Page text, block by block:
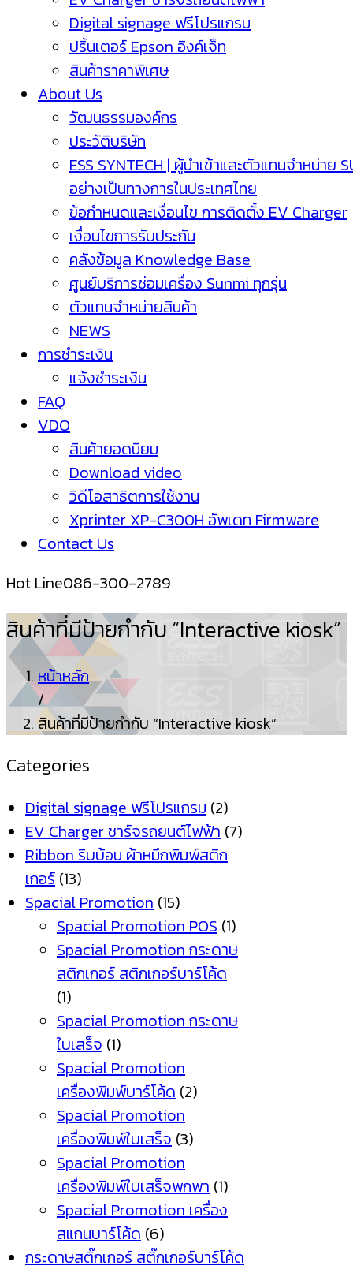
Digital signage ฟรีโปรแกรม
ปริ้นเตอร์ Epson อิงค์เจ็ท
สินค้าราคาพิเศษ
About Us
วัฒนธรรมองค์กร
ประวัติบริษัท
ESS SYNTECH | ผู้นำเข้าและตัวแทนจำหน่าย
อย่างเป็นทางการในประเทศไทย
ข้อกำหนดและเงื่อนไข การติดตั้ง EV Charger
เงื่อนไขการรับประกัน
คลังข้อมูล Knowledge Base
ศูนย์บริการซ่อมเครื่อง Sunmi ทุกรุ่น
ตัวแทนจำหน่ายสินค้า
NEWS
การชำระเงิน
แจ้งชำระเงิน
FAQ
VDO
สินค้ายอดนิยม
Download video
วิดีโอสาธิตการใช้งาน
Xprinter XP-C300H อัพเดท Firmware
Contact Us
Hot Line086-300-2789
สินค้าที่มีป้ายกำกับ “Interactive kiosk”
หน้าหลัก
/
สินค้าที่มีป้ายกำกับ “Interactive kiosk”
Categories
Digital signage ฟรีโปรแกรม (2)
EV Charger ชาร์จรถยนต์ไฟฟ้า (7)
Ribbon ริบบ้อน ผ้าหมึกพิมพ์สติก
เกอร์ (13)
Spacial Promotion (15)
Spacial Promotion POS (1)
Spacial Promotion กระดาษ
สติกเกอร์ สติกเกอร์บาร์โค้ด
(1)
Spacial Promotion กระดาษ
ใบเสร็จ (1)
Spacial Promotion
เครื่องพิมพ์บาร์โค้ด (2)
Spacial Promotion
เครื่องพิมพ์ใบเสร็จ (3)
Spacial Promotion
เครื่องพิมพ์ใบเสร็จพกพา (1)
Spacial Promotion เครื่อง
สแกนบาร์โค้ด (6)
กระดาษสติ๊กเกอร์ สติ๊กเกอร์บาร์โค้ด